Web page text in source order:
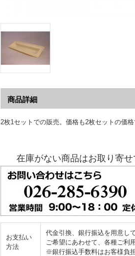
商品詳細
2枚1セットでの販売。価格も2枚セットの価格
在庫がない商品はお取り寄
お支払い
方法
代金引換、銀行振込を用意し
ご希望にあわせて、各種ご利
※銀行振込手数料はお客様負